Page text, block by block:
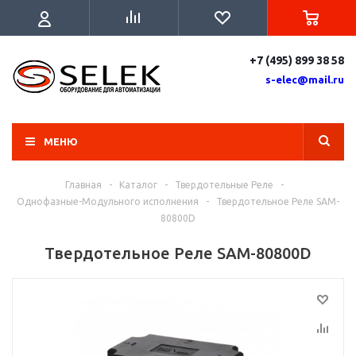
+7 (495) 899 38 58
s-elec@mail.ru
МЕНЮ
Главная - Каталог - Твердотельные Реле
-
Однофазные-Модульного исполнения
-
Твердотельное Реле SAM-
80800D
Твердотельное Реле SAM-80800D